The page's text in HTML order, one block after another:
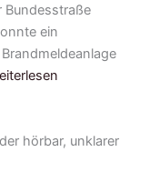
Bundesstraße
ein
hörbar, unklarer